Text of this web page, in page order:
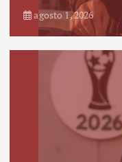
agosto 1, 2026